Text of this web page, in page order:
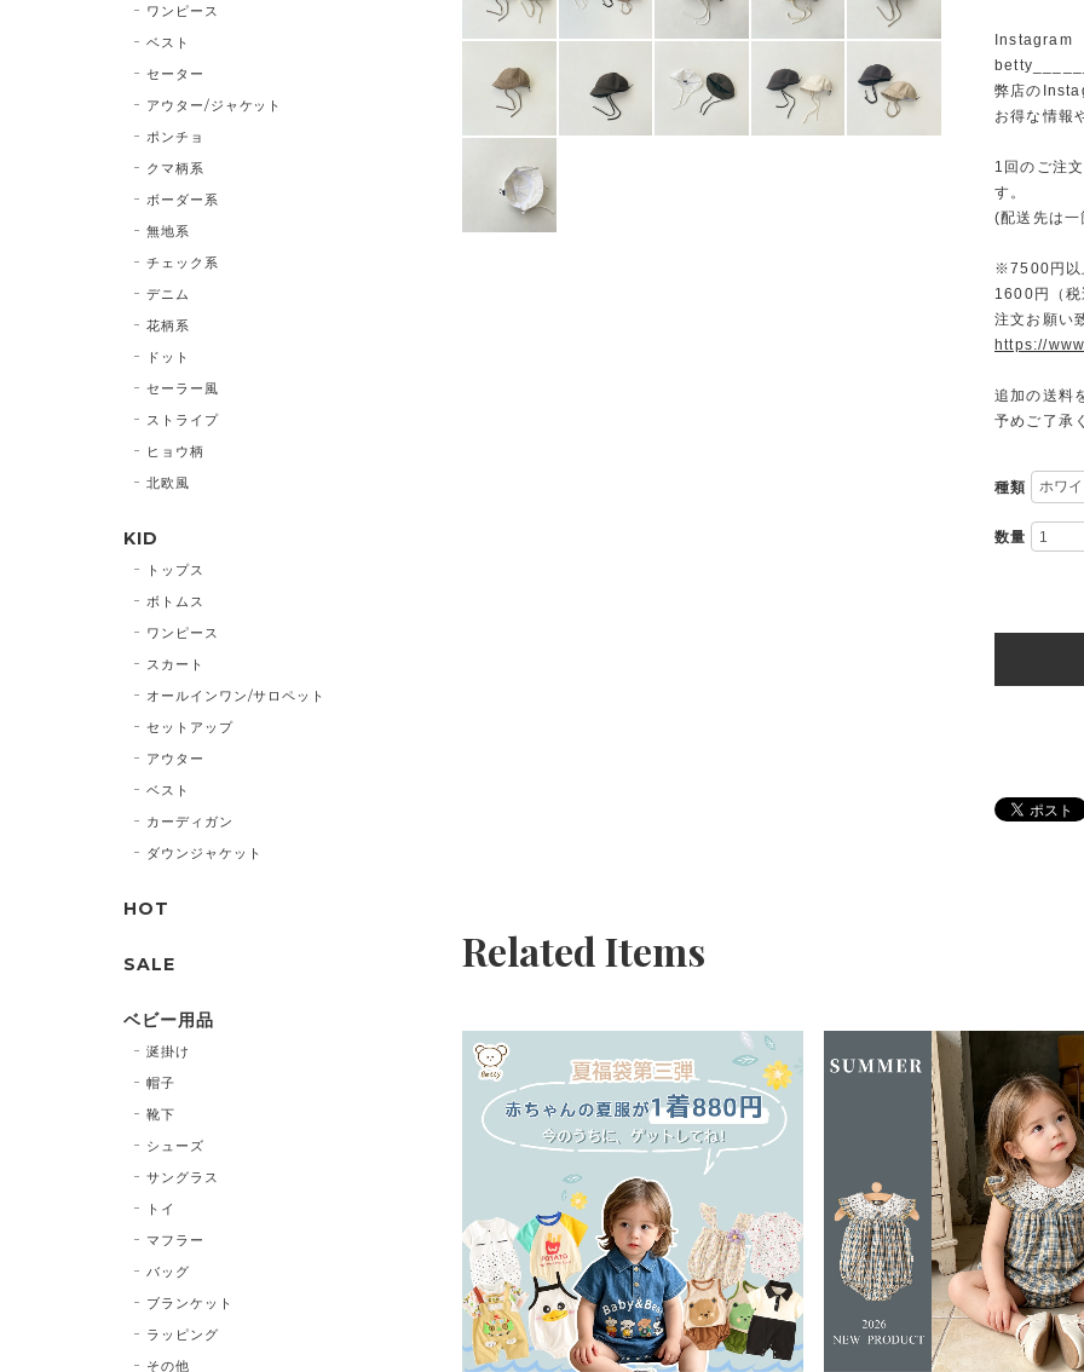
Instagram
弊店の
お得な情報
1回のご注
す。
(配送先は
※7500円以
1600円（税
注文お願い
https://
追加の送料
予めご了承
種類
数量
Related Items
ワンピース
ベスト
セーター
アウター/ジャケット
ポンチョ
クマ柄系
ボーダー系
無地系
チェック系
デニム
花柄系
ドット
セーラー風
ストライプ
ヒョウ柄
北欧風
KID
トップス
ボトムス
ワンピース
スカート
オールインワン/サロペット
セットアップ
アウター
ベスト
カーディガン
ダウンジャケット
HOT
SALE
ベビー用品
涎掛け
帽子
靴下
シューズ
サングラス
トイ
マフラー
バッグ
ブランケット
ラッピング
その他